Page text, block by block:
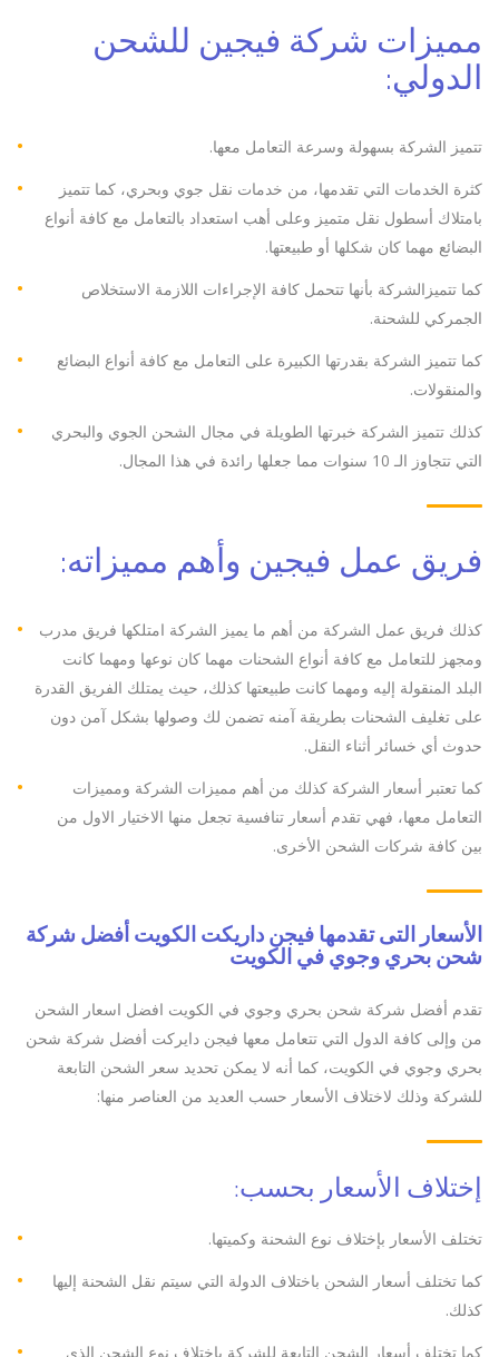
مميزات شركة فيجين للشحن
الدولي:
تتميز الشركة بسهولة وسرعة التعامل معها.
كثرة الخدمات التي تقدمها، من خدمات نقل جوي وبحري، كما تتميز
بامتلاك أسطول نقل متميز وعلى أهب استعداد بالتعامل مع كافة أنواع
البضائع مهما كان شكلها أو طبيعتها.
كما تتميزالشركة بأنها تتحمل كافة الإجراءات اللازمة الاستخلاص
الجمركي للشحنة.
كما تتميز الشركة بقدرتها الكبيرة على التعامل مع كافة أنواع البضائع
والمنقولات.
كذلك تتميز الشركة خبرتها الطويلة في مجال الشحن الجوي والبحري
التي تتجاوز الـ 10 سنوات مما جعلها رائدة في هذا المجال.
فريق عمل فيجين وأهم مميزاته:
كذلك فريق عمل الشركة من أهم ما يميز الشركة امتلكها فريق مدرب
ومجهز للتعامل مع كافة أنواع الشحنات مهما كان نوعها ومهما كانت
البلد المنقولة إليه ومهما كانت طبيعتها كذلك، حيث يمتلك الفريق القدرة
على تغليف الشحنات بطريقة آمنه تضمن لك وصولها بشكل آمن دون
حدوث أي خسائر أثناء النقل.
كما تعتبر أسعار الشركة كذلك من أهم مميزات الشركة ومميزات
التعامل معها، فهي تقدم أسعار تنافسية تجعل منها الاختيار الاول من
بين كافة شركات الشحن الأخرى.
الأسعار التى تقدمهافيجن داريكت الكويت أفضل شركة
شحن بحري وجوي في الكويت
تقدم أفضل شركة شحن بحري وجوي في الكويت افضل اسعار الشحن
من وإلى كافة الدول التي تتعامل معها فيجن دايركت أفضل شركة شحن
بحري وجوي في الكويت، كما أنه لا يمكن تحديد سعر الشحن التابعة
للشركة وذلك لاختلاف الأسعار حسب العديد من العناصر منها:
إختلاف الأسعار بحسب:
تختلف الأسعار بإختلاف نوع الشحنة وكميتها.
كما تختلف أسعار الشحن باختلاف الدولة التي سيتم نقل الشحنة إليها
كذلك.
كما تختلف أسعار الشحن التابعة للشركة باختلاف نوع الشحن الذي